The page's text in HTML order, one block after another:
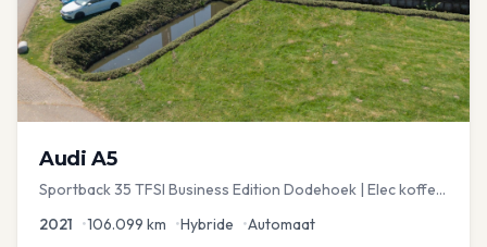
Audi A5
Sportback 35 TFSI Business Edition Dodehoek | Elec koffer
2021 •106.099 km •Hybride •Automaat